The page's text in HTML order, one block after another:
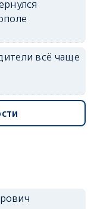
всё чаще